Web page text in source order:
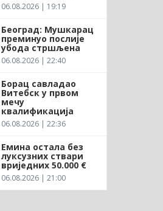
06.08.2026 | 19:19
Београд: Мушкарац
преминуо послије
убода стршљена
06.08.2026 | 22:40
Борац савладао
Витебск у првом
мечу
квалификација
06.08.2026 | 22:36
Емина остала без
луксузних ствари
вриједних 50.000 €
06.08.2026 | 21:00